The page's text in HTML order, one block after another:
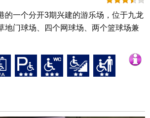
的一个分开3期兴建的游乐场，位于九龙
地门球场、四个网球场、两个篮球场兼